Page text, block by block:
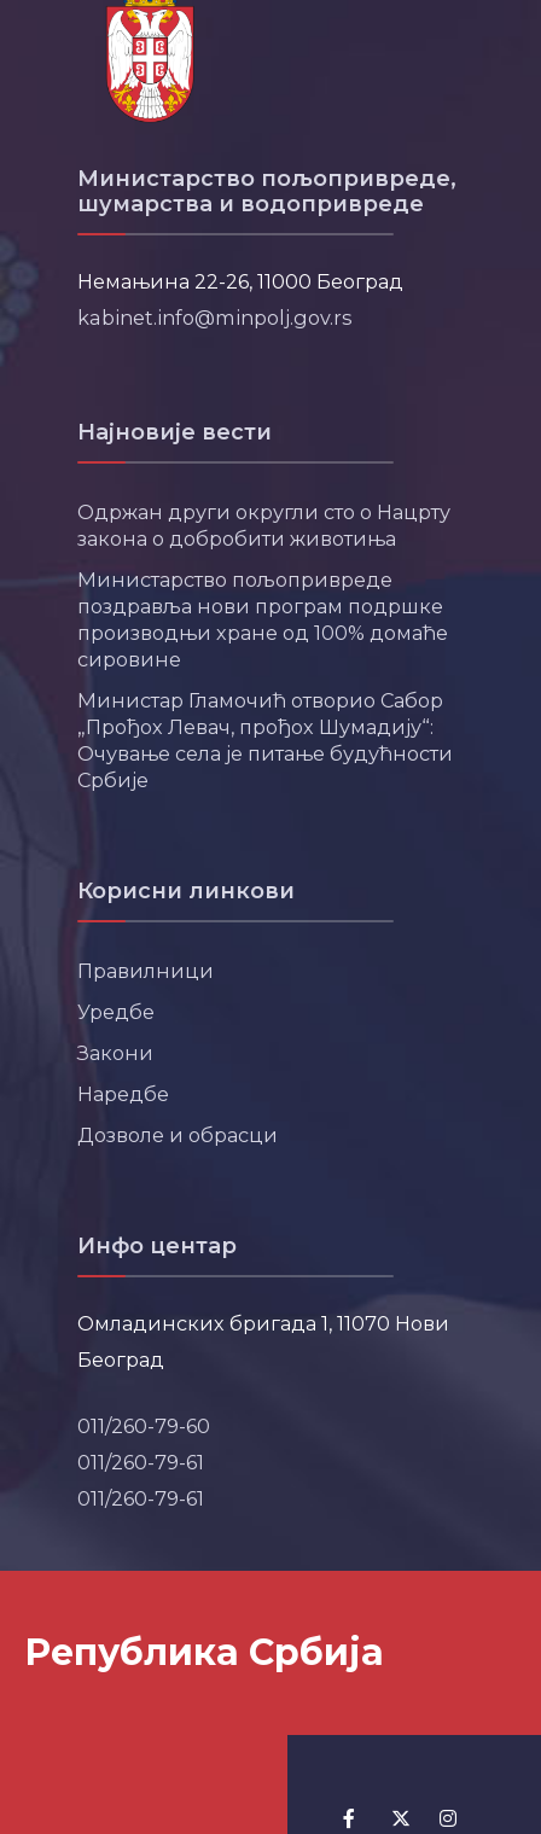
Министарство пољопривреде,
шумарства и водопривреде
Немањина 22-26, 11000 Београд
kabinet.info@minpolj.gov.rs
Најновије вести
Одржан други округли сто о Нацрту
закона о добробити животиња
Министарство пољопривреде
поздравља нови програм подршке
производњи хране од 100% домаће
сировине
Министар Гламочић отворио Сабор
„Прођох Левач, прођох Шумадију“:
Очување села је питање будућности
Србије
Корисни линкови
Правилници
Уредбе
Закони
Наредбе
Дозволе и обрасци
Инфо центар
Омладинских бригада 1, 11070 Нови
Београд
011/260-79-60
011/260-79-61
011/260-79-61
Република Србија